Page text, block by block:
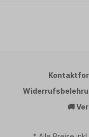
🚚